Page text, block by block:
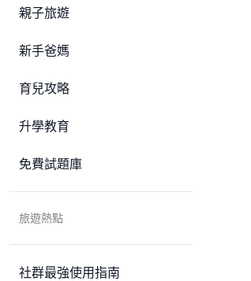
親子旅遊
新手爸媽
育兒攻略
升學教育
免費試題庫
旅遊熱點
社群最強使用指南